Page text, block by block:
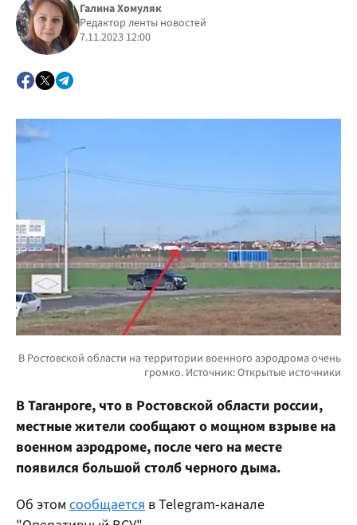
Галина Хомуляк
Редактор ленты новостей
7.11.2023 12:00
В Таганроге, что в Ростовской области россии,
местные жители сообщают о мощном взрыве на
военном аэродроме, после чего на месте
появился большой столб черного дыма.
Об этом сообщается в Telegram-канале